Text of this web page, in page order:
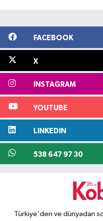
FACEBOOK
X
INSTAGRAM
YOUTUBE
LINKEDIN
538 647 97 30
Türkiye'den ve dünyadan